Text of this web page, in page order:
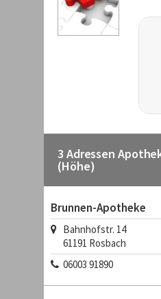
3 Adressen
(Höhe)
Brunnen-Apotheke
Bahnhofstr. 14
61191 Rosbach
06003 91890